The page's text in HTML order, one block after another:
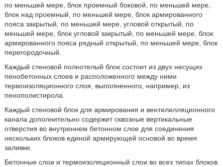
по меньшей мере, блок проемный боковой, по меньшей мере,
блок над проемный, по меньшей мере, блок армированного
пояса закрытый, по меньшей мере, угловой открытый, по
меньшей мере, блок угловой закрытый, по меньшей мере, блок
армированного пояса рядный открытый, по меньшей мере, блок
перегородочный.
Каждый стеновой полнотелый блок состоит из двух несущих
пенобетонных слоев и расположенного между ними
термоизоляционного слоя, выполненного, например, из
пенополистирола.
Каждый стеновой блок для армирования и вентилилляционного
канала дополнительно содержит сквозные вертикальные
отверстия во внутреннем бетонном слое для соединения
нескольких блоков единой армирующей основой во время
заливки.
Бетонные слои и термоизоляционный слои во всех типах блоков